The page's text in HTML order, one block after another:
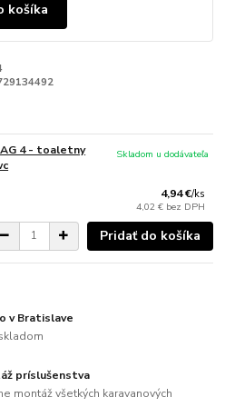
košíka
4 - toaletny
4,94 €/ks
4,02 € bez DPH
Skladom u dodávateľa
Pridať do košíka
v Bratislave
príslušenstva
montáž všetkých karavanových